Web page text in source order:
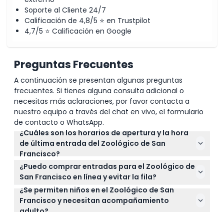
Soporte al Cliente 24/7
Calificación de 4,8/5 ⭐ en Trustpilot
4,7/5 ⭐ Calificación en Google
Preguntas Frecuentes
A continuación se presentan algunas preguntas
frecuentes. Si tienes alguna consulta adicional o
necesitas más aclaraciones, por favor contacta a
nuestro equipo a través del chat en vivo, el formulario
de contacto o WhatsApp.
¿Cuáles son los horarios de apertura y la hora
de última entrada del Zoológico de San
Francisco?
El zoológico está abierto todos los días de 10:00 a.m.
a 5:00 p.m., y la última entrada es a las 4:00 p.m.
(sujeto a cambios — por favor confirme al hacer la
reserva).
¿Puedo comprar entradas para el Zoológico de
San Francisco en línea y evitar la fila?
Sí, puede comprar entradas para evitar la fila en
línea aquí mismo en este sitio web para una
¿Se permiten niños en el Zoológico de San
Francisco y necesitan acompañamiento